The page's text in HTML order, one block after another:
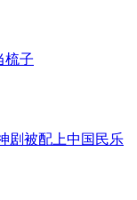
战”
急速倒车逃窜
梳子
剧被配上中国民乐